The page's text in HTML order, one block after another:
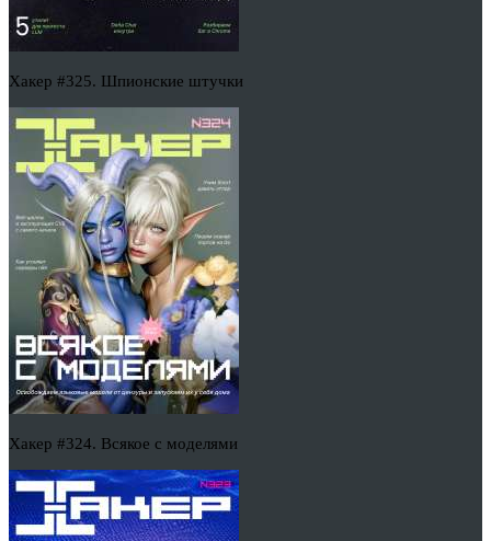
Хакер #325. Шпионские штучки
Хакер #324. Всякое с моделями